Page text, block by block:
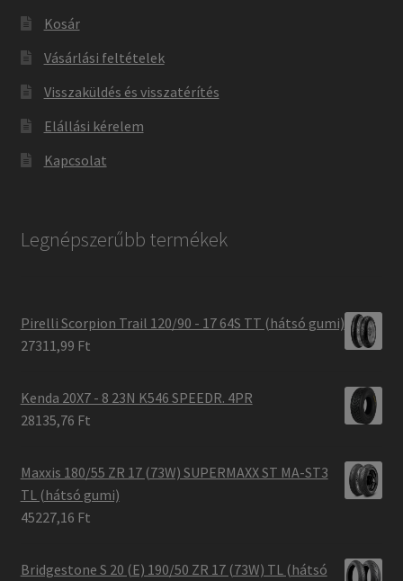
Kosár
Vásárlási feltételek
Visszaküldés és visszatérítés
Elállási kérelem
Kapcsolat
Legnépszerűbb termékek
Pirelli Scorpion Trail 120/90 - 17 64S TT (hátsó gumi)
27311,99 Ft
Kenda 20X7 - 8 23N K546 SPEEDR. 4PR
28135,76 Ft
Maxxis 180/55 ZR 17 (73W) SUPERMAXX ST MA-ST3
TL (hátsó gumi)
45227,16 Ft
Bridgestone S 20 (E) 190/50 ZR 17 (73W) TL (hátsó